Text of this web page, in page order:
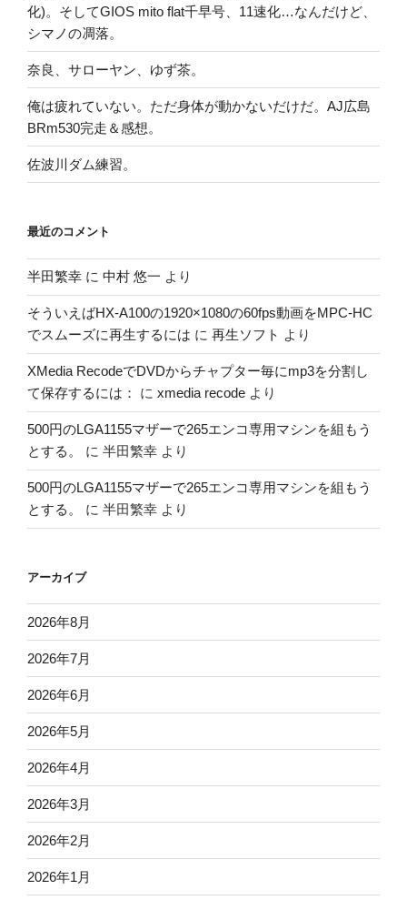
化)。そしてGIOS mito flat千早号、11速化…なんだけど、
シマノの凋落。
奈良、サローヤン、ゆず茶。
俺は疲れていない。ただ身体が動かないだけだ。AJ広島
BRm530完走＆感想。
佐波川ダム練習。
最近のコメント
半田繁幸 に 中村 悠一 より
そういえばHX-A100の1920×1080の60fps動画をMPC-HC
でスムーズに再生するには に 再生ソフト より
XMedia RecodeでDVDからチャプター毎にmp3を分割し
て保存するには：
に xmedia recode より
500円のLGA1155マザーで265エンコ専用マシンを組もう
とする。
に 半田繁幸 より
500円のLGA1155マザーで265エンコ専用マシンを組もう
とする。
に 半田繁幸 より
アーカイブ
2026年8月
2026年7月
2026年6月
2026年5月
2026年4月
2026年3月
2026年2月
2026年1月